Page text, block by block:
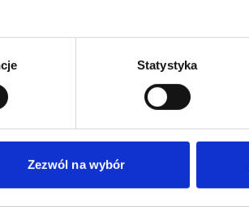
Statystyka
Zezwól na wybór
flirtem z nieznajomym/ą,
maestro imprez Wujek Vero!
po innych pasujących